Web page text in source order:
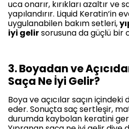
uca onarır, kırıkları azaltır ve
yapılandırır. Liquid Keratin’in
uygulanabilen bakım setleri,
iyi gelirsorusuna da güçlü bir
3. Boyadan ve
Saça Ne İyi Gelir?
Boya ve açıcılar saçın
eder. Sonuçta saç sertleşir,
durumda kaybolan keratini